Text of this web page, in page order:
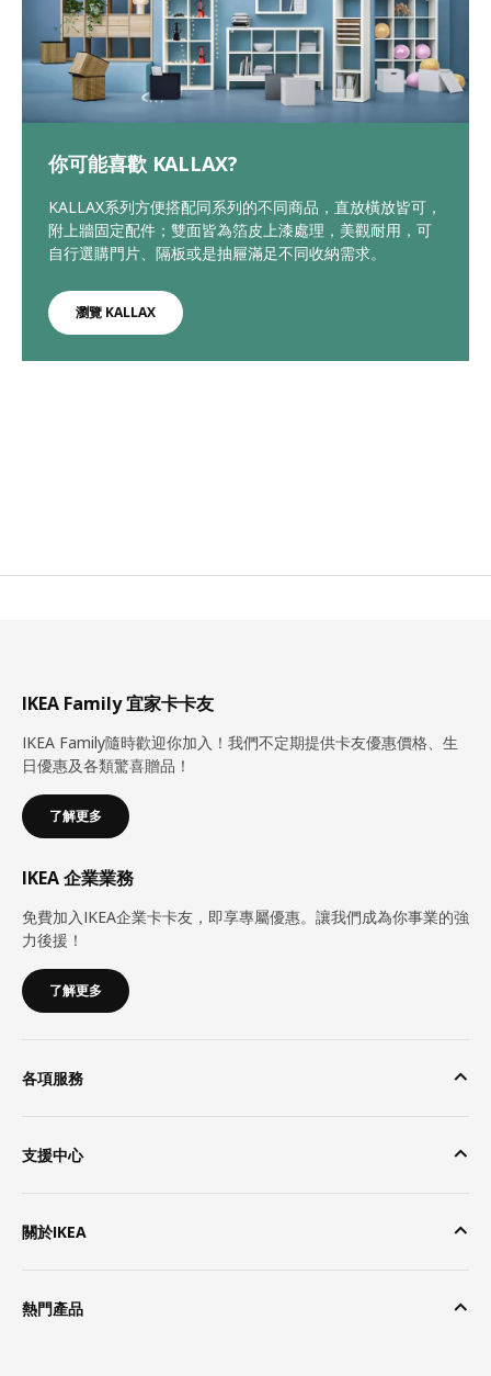
你可能喜歡 KALLAX?
KALLAX系列方便搭配同系列的不同商品，直放橫放皆可，
附上牆固定配件；雙面皆為箔皮上漆處理，美觀耐用，可
自行選購門片、隔板或是抽屜滿足不同收納需求。
瀏覽 KALLAX
IKEA Family 宜家卡卡友
IKEA Family隨時歡迎你加入！我們不定期提供卡友優惠價格、生
日優惠及各類驚喜贈品！
了解更多
IKEA 企業業務
免費加入IKEA企業卡卡友，即享專屬優惠。讓我們成為你事業的強
力後援！
了解更多
各項服務
支援中心
關於IKEA
熱門產品